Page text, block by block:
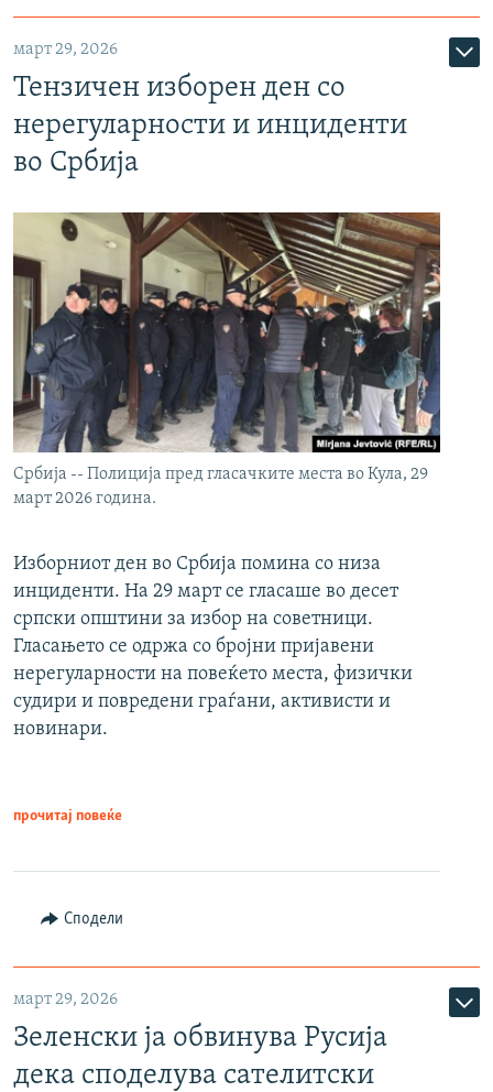
март 29, 2026
Тензичен изборен ден со
нерегуларности и инциденти
во Србија
Србија -- Полиција пред гласачките места во Кула, 29
март 2026 година.
Изборниот ден во Србија помина со низа
инциденти. На 29 март се гласаше во десет
српски општини за избор на советници.
Гласањето се одржа со бројни пријавени
нерегуларности на повеќето места, физички
судири и повредени граѓани, активисти и
новинари.
прочитај повеќе
Сподели
март 29, 2026
Зеленски ја обвинува Русија
дека споделува сателитски